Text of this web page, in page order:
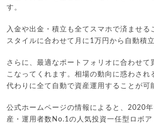
す。
入金や出金・積立も全てスマホで済ませる
スタイルに合わせて月に1万円から自動積
さらに、最適なポートフォリオに合わせて
こなってくれます。相場の動向に惑わされ
代わりに全て自動で資産運用することが可
公式ホームページの情報によると、2020
産・運用者数No.1の人気投資一任型ロボア